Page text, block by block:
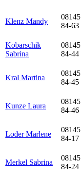
Klenz Mandy
08145
84-63
Kobarschik
Sabrina
08145
84-44
Kral Martina
08145
84-45
Kunze Laura
08145
84-46
Loder Marlene
08145
84-17
Merkel Sabrina
08145
84-24